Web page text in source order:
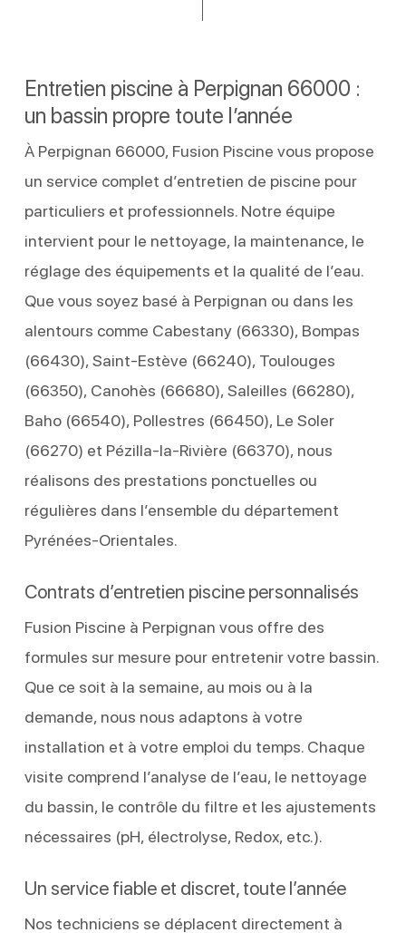
Entretien piscine à Perpignan 66000 :
un bassin propre toute l’année
À Perpignan 66000, Fusion Piscine vous propose
un service complet d’entretien de piscine pour
particuliers et professionnels. Notre équipe
intervient pour le nettoyage, la maintenance, le
réglage des équipements et la qualité de l’eau.
Que vous soyez basé à Perpignan ou dans les
alentours comme Cabestany (66330), Bompas
(66430), Saint-Estève (66240), Toulouges
(66350), Canohès (66680), Saleilles (66280),
Baho (66540), Pollestres (66450), Le Soler
(66270) et Pézilla-la-Rivière (66370), nous
réalisons des prestations ponctuelles ou
régulières dans l’ensemble du département
Pyrénées-Orientales.
Contrats d’entretien piscine personnalisés
Fusion Piscine à Perpignan vous offre des
formules sur mesure pour entretenir votre bassin.
Que ce soit à la semaine, au mois ou à la
demande, nous nous adaptons à votre
installation et à votre emploi du temps. Chaque
visite comprend l’analyse de l’eau, le nettoyage
du bassin, le contrôle du filtre et les ajustements
nécessaires (pH, électrolyse, Redox, etc.).
Un service fiable et discret, toute l’année
Nos techniciens se déplacent directement à